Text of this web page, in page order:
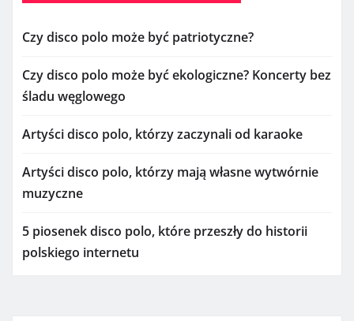
Czy disco polo może być patriotyczne?
Czy disco polo może być ekologiczne? Koncerty bez
śladu węglowego
Artyści disco polo, którzy zaczynali od karaoke
Artyści disco polo, którzy mają własne wytwórnie
muzyczne
5 piosenek disco polo, które przeszły do historii
polskiego internetu